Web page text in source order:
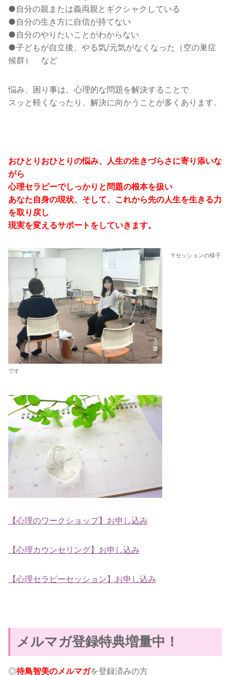
●自分の親または義両親とギクシャクしている
●自分の生き方に自信が持てない
●自分のやりたいことがわからない
●子どもが自立後、やる気/元気がなくなった（空の巣症
候群） など
悩み、困り事は、心理的な問題を解決することで
スッと軽くなったり、解決に向かうことが多くあります。
おひとりおひとりの悩み、人生の生きづらさに寄り添いな
がら
心理セラピーでしっかりと問題の根本を扱い
あなた自身の現状、そして、これから先の人生を生きる力
を取り戻し
現実を変えるサポートをしていきます。
↑セッションの様子
です
【心理のワークショップ】お申し込み
【心理カウンセリング】お申し込み
【心理セラピーセッション】お申し込み
メルマガ登録特典増量中！
◎待鳥智美のメルマガを登録済みの方